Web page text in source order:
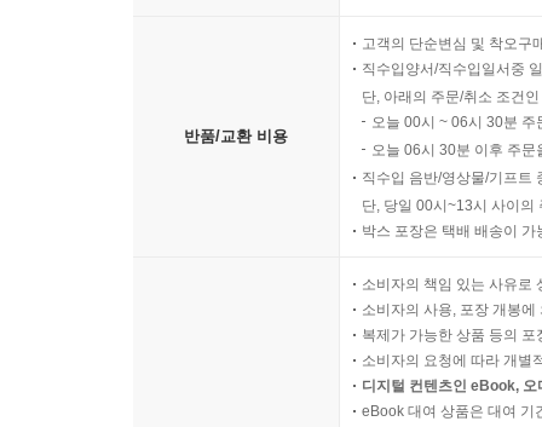
반품/교환 비용
고객의 단순변심 및 착오구
직수입양서/직수입일서중
단, 아래의 주문/취소 조건
오늘 00시 ~ 06시 30분
오늘 06시 30분 이후 주
직수입 음반/영상물/기프트
단, 당일 00시~13시 사이의
박스 포장은 택배 배송이
소비자의 책임 있는 사유로
소비자의 사용, 포장 개봉
복제가 가능한 상품 등의
소비자의 요청에 따라 개별
디지털 컨텐츠인 eBook,
eBook 대여 상품은 대여 기